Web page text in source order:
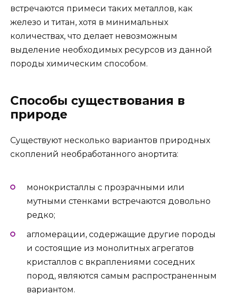
встречаются примеси таких металлов, как
железо и титан, хотя в минимальных
количествах, что делает невозможным
выделение необходимых ресурсов из данной
породы химическим способом.
Способы существования в
природе
Существуют несколько вариантов природных
скоплений необработанного анортита:
монокристаллы с прозрачными или
мутными стенками встречаются довольно
редко;
агломерации, содержащие другие породы
и состоящие из монолитных агрегатов
кристаллов с вкраплениями соседних
пород, являются самым распространенным
вариантом.